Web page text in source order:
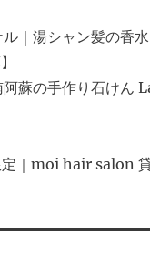
ル｜湯シャン髪の香
阿蘇の手作り石けん
定｜moi hair salon